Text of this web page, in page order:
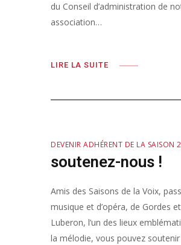
du Conseil d’administration de
association…
LIRE LA SUITE
DEVENIR ADHÉRENT DE LA SAISON
soutenez-nous !
Amis des Saisons de la Voix,
musique et d’opéra, de Gordes
Luberon, l’un des lieux
la mélodie, vous pouvez